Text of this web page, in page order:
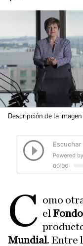
Descripción de la imagen
C omo
el
Mundial. Entre